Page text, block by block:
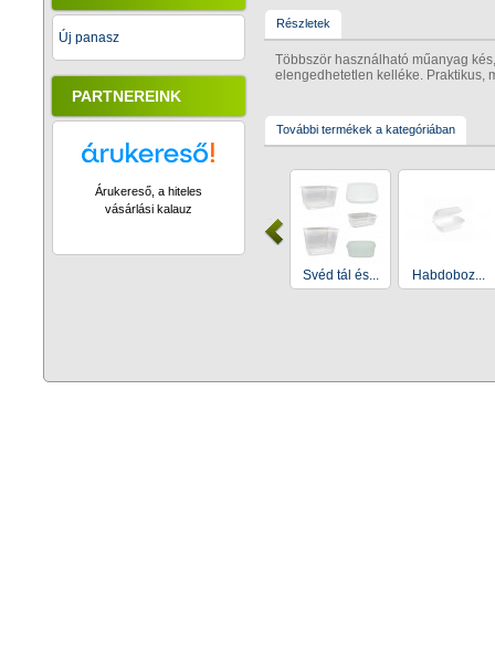
Új panasz
PARTNEREINK
Árukereső, a hiteles
vásárlási kalauz
Részletek
Többször használható műanyag
elengedhetetlen kelléke. Praktikus,
További termékek a kategóriában
Svéd tál és... Habdoboz...